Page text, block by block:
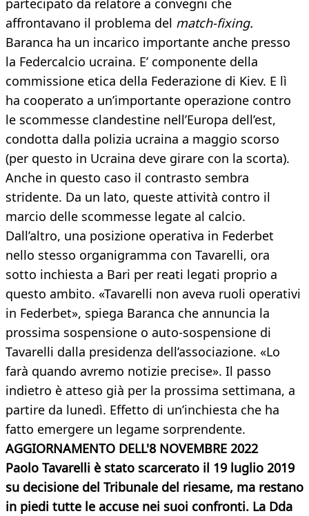
partecipato da relatore a convegni che
affrontavano il problema del match-fixing.
Baranca ha un incarico importante anche presso
la Federcalcio ucraina. E’ componente della
commissione etica della Federazione di Kiev. E lì
ha cooperato a un’importante operazione contro
le scommesse clandestine nell’Europa dell’est,
condotta dalla polizia ucraina a maggio scorso
(per questo in Ucraina deve girare con la scorta).
Anche in questo caso il contrasto sembra
stridente. Da un lato, queste attività contro il
marcio delle scommesse legate al calcio.
Dall’altro, una posizione operativa in Federbet
nello stesso organigramma con Tavarelli, ora
sotto inchiesta a Bari per reati legati proprio a
questo ambito. «Tavarelli non aveva ruoli operativi
in Federbet», spiega Baranca che annuncia la
prossima sospensione o auto-sospensione di
Tavarelli dalla presidenza dell’associazione. «Lo
farà quando avremo notizie precise». Il passo
indietro è atteso già per la prossima settimana, a
partire da lunedì. Effetto di un’inchiesta che ha
fatto emergere un legame sorprendente.
AGGIORNAMENTO DELL'8 NOVEMBRE 2022
Paolo Tavarelli è stato scarcerato il 19 luglio 2019
su decisione del Tribunale del riesame, ma restano
in piedi tutte le accuse nei suoi confronti. La Dda